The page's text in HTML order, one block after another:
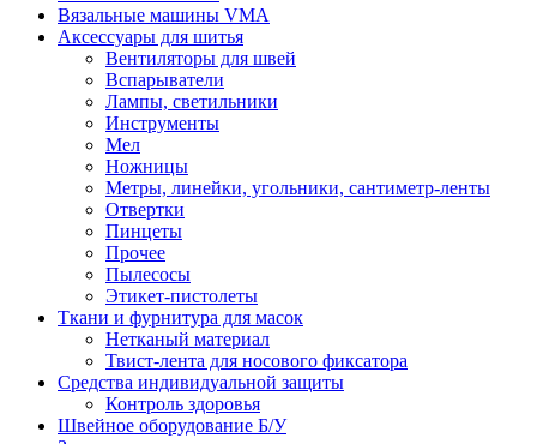
Вязальные машины VMA
Аксессуары для шитья
Вентиляторы для швей
Вспарыватели
Лампы, светильники
Инструменты
Мел
Ножницы
Метры, линейки, угольники, сантиметр-ленты
Отвертки
Пинцеты
Прочее
Пылесосы
Этикет-пистолеты
Ткани и фурнитура для масок
Нетканый материал
Твист-лента для носового фиксатора
Средства индивидуальной защиты
Контроль здоровья
Швейное оборудование Б/У